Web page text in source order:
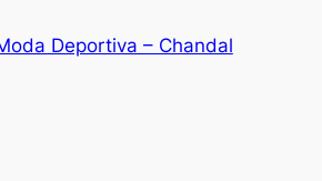
Deportiva – Chandal